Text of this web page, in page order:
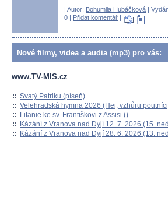
| Autor: Bohumila Hubáčková |
0 | Přidat komentář |
Nové filmy, videa a audia (mp3) pro vás:
www.TV-MIS.cz
:: Svatý Patriku (píseň)
:: Velehradská hymna 2026 (Hej, vzhůru
:: Litanie ke sv. Františkovi z Assisi ()
:: Kázání z Vranova nad Dyjí 12. 7. 2026 (15.
:: Kázání z Vranova nad Dyjí 28. 6. 2026 (13.